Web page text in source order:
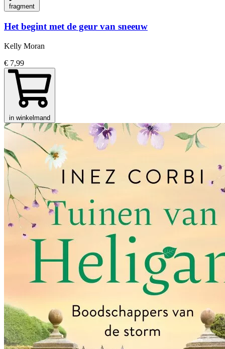
fragment
Het begint met de geur van sneeuw
Kelly Moran
€ 7,99
in winkelmand